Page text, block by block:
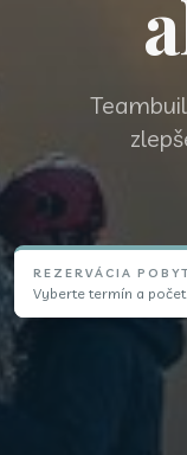
REZERVÁCIA
Vyberte termín a